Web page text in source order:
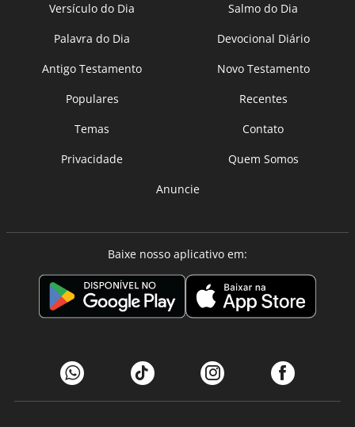
Versículo do Dia
Salmo do Dia
Palavra do Dia
Devocional Diário
Antigo Testamento
Novo Testamento
Populares
Recentes
Temas
Contato
Privacidade
Quem Somos
Anuncie
Baixe nosso aplicativo em: